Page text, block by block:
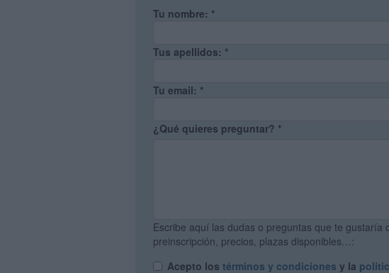
Tu nombre: *
Tus apellidos: *
Tu email: *
¿Qué quieres preguntar? *
Escribe aquí las dudas o preguntas que te gustaría
preinscripción, precios, plazas disponibles…:
Acepto los términos y condiciones y la